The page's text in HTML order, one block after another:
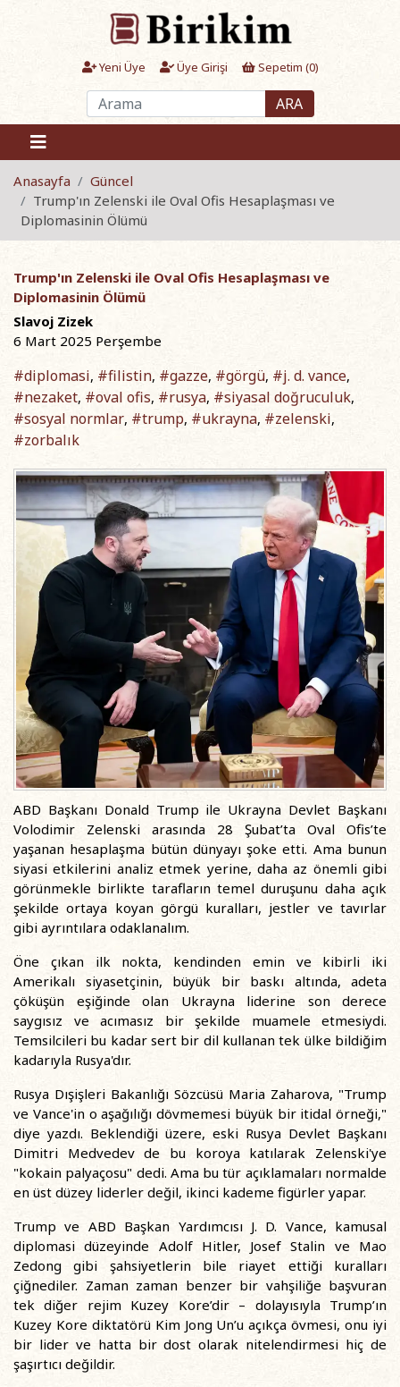
Yeni Üye Üye Girişi Sepetim (0)
ARA
Anasayfa
Güncel
Trump'ın Zelenski ile Oval Ofis Hesaplaşması ve
Diplomasinin Ölümü
Trump'ın Zelenski ile Oval Ofis Hesaplaşması ve
Diplomasinin Ölümü
Slavoj Zizek
6 Mart 2025 Perşembe
#diplomasi, #filistin, #gazze, #görgü, #j. d. vance,
#nezaket, #oval ofis, #rusya, #siyasal doğruculuk,
#sosyal normlar, #trump, #ukrayna, #zelenski,
#zorbalık
ABD Başkanı Donald Trump ile Ukrayna Devlet Başkanı
Volodimir Zelenski arasında 28 Şubat’ta Oval Ofis’te
yaşanan hesaplaşma bütün dünyayı şoke etti. Ama bunun
siyasi etkilerini analiz etmek yerine, daha az önemli gibi
görünmekle birlikte tarafların temel duruşunu daha açık
şekilde ortaya koyan görgü kuralları, jestler ve tavırlar
gibi ayrıntılara odaklanalım.
Öne çıkan ilk nokta, kendinden emin ve kibirli iki
Amerikalı siyasetçinin, büyük bir baskı altında, adeta
çöküşün eşiğinde olan Ukrayna liderine son derece
saygısız ve acımasız bir şekilde muamele etmesiydi.
Temsilcileri bu kadar sert bir dil kullanan tek ülke bildiğim
kadarıyla Rusya'dır.
Rusya Dışişleri Bakanlığı Sözcüsü Maria Zaharova, "Trump
ve Vance'in o aşağılığı dövmemesi büyük bir itidal örneği,"
diye yazdı. Beklendiği üzere, eski Rusya Devlet Başkanı
Dimitri Medvedev de bu koroya katılarak Zelenski'ye
"kokain palyaçosu" dedi. Ama bu tür açıklamaları normalde
en üst düzey liderler değil, ikinci kademe figürler yapar.
Trump ve ABD Başkan Yardımcısı J. D. Vance, kamusal
diplomasi düzeyinde Adolf Hitler, Josef Stalin ve Mao
Zedong gibi şahsiyetlerin bile riayet ettiği kuralları
çiğnediler. Zaman zaman benzer bir vahşiliğe başvuran
tek diğer rejim Kuzey Kore’dir – dolayısıyla Trump’ın
Kuzey Kore diktatörü Kim Jong Un’u açıkça övmesi, onu iyi
bir lider ve hatta bir dost olarak nitelendirmesi hiç de
şaşırtıcı değildir.